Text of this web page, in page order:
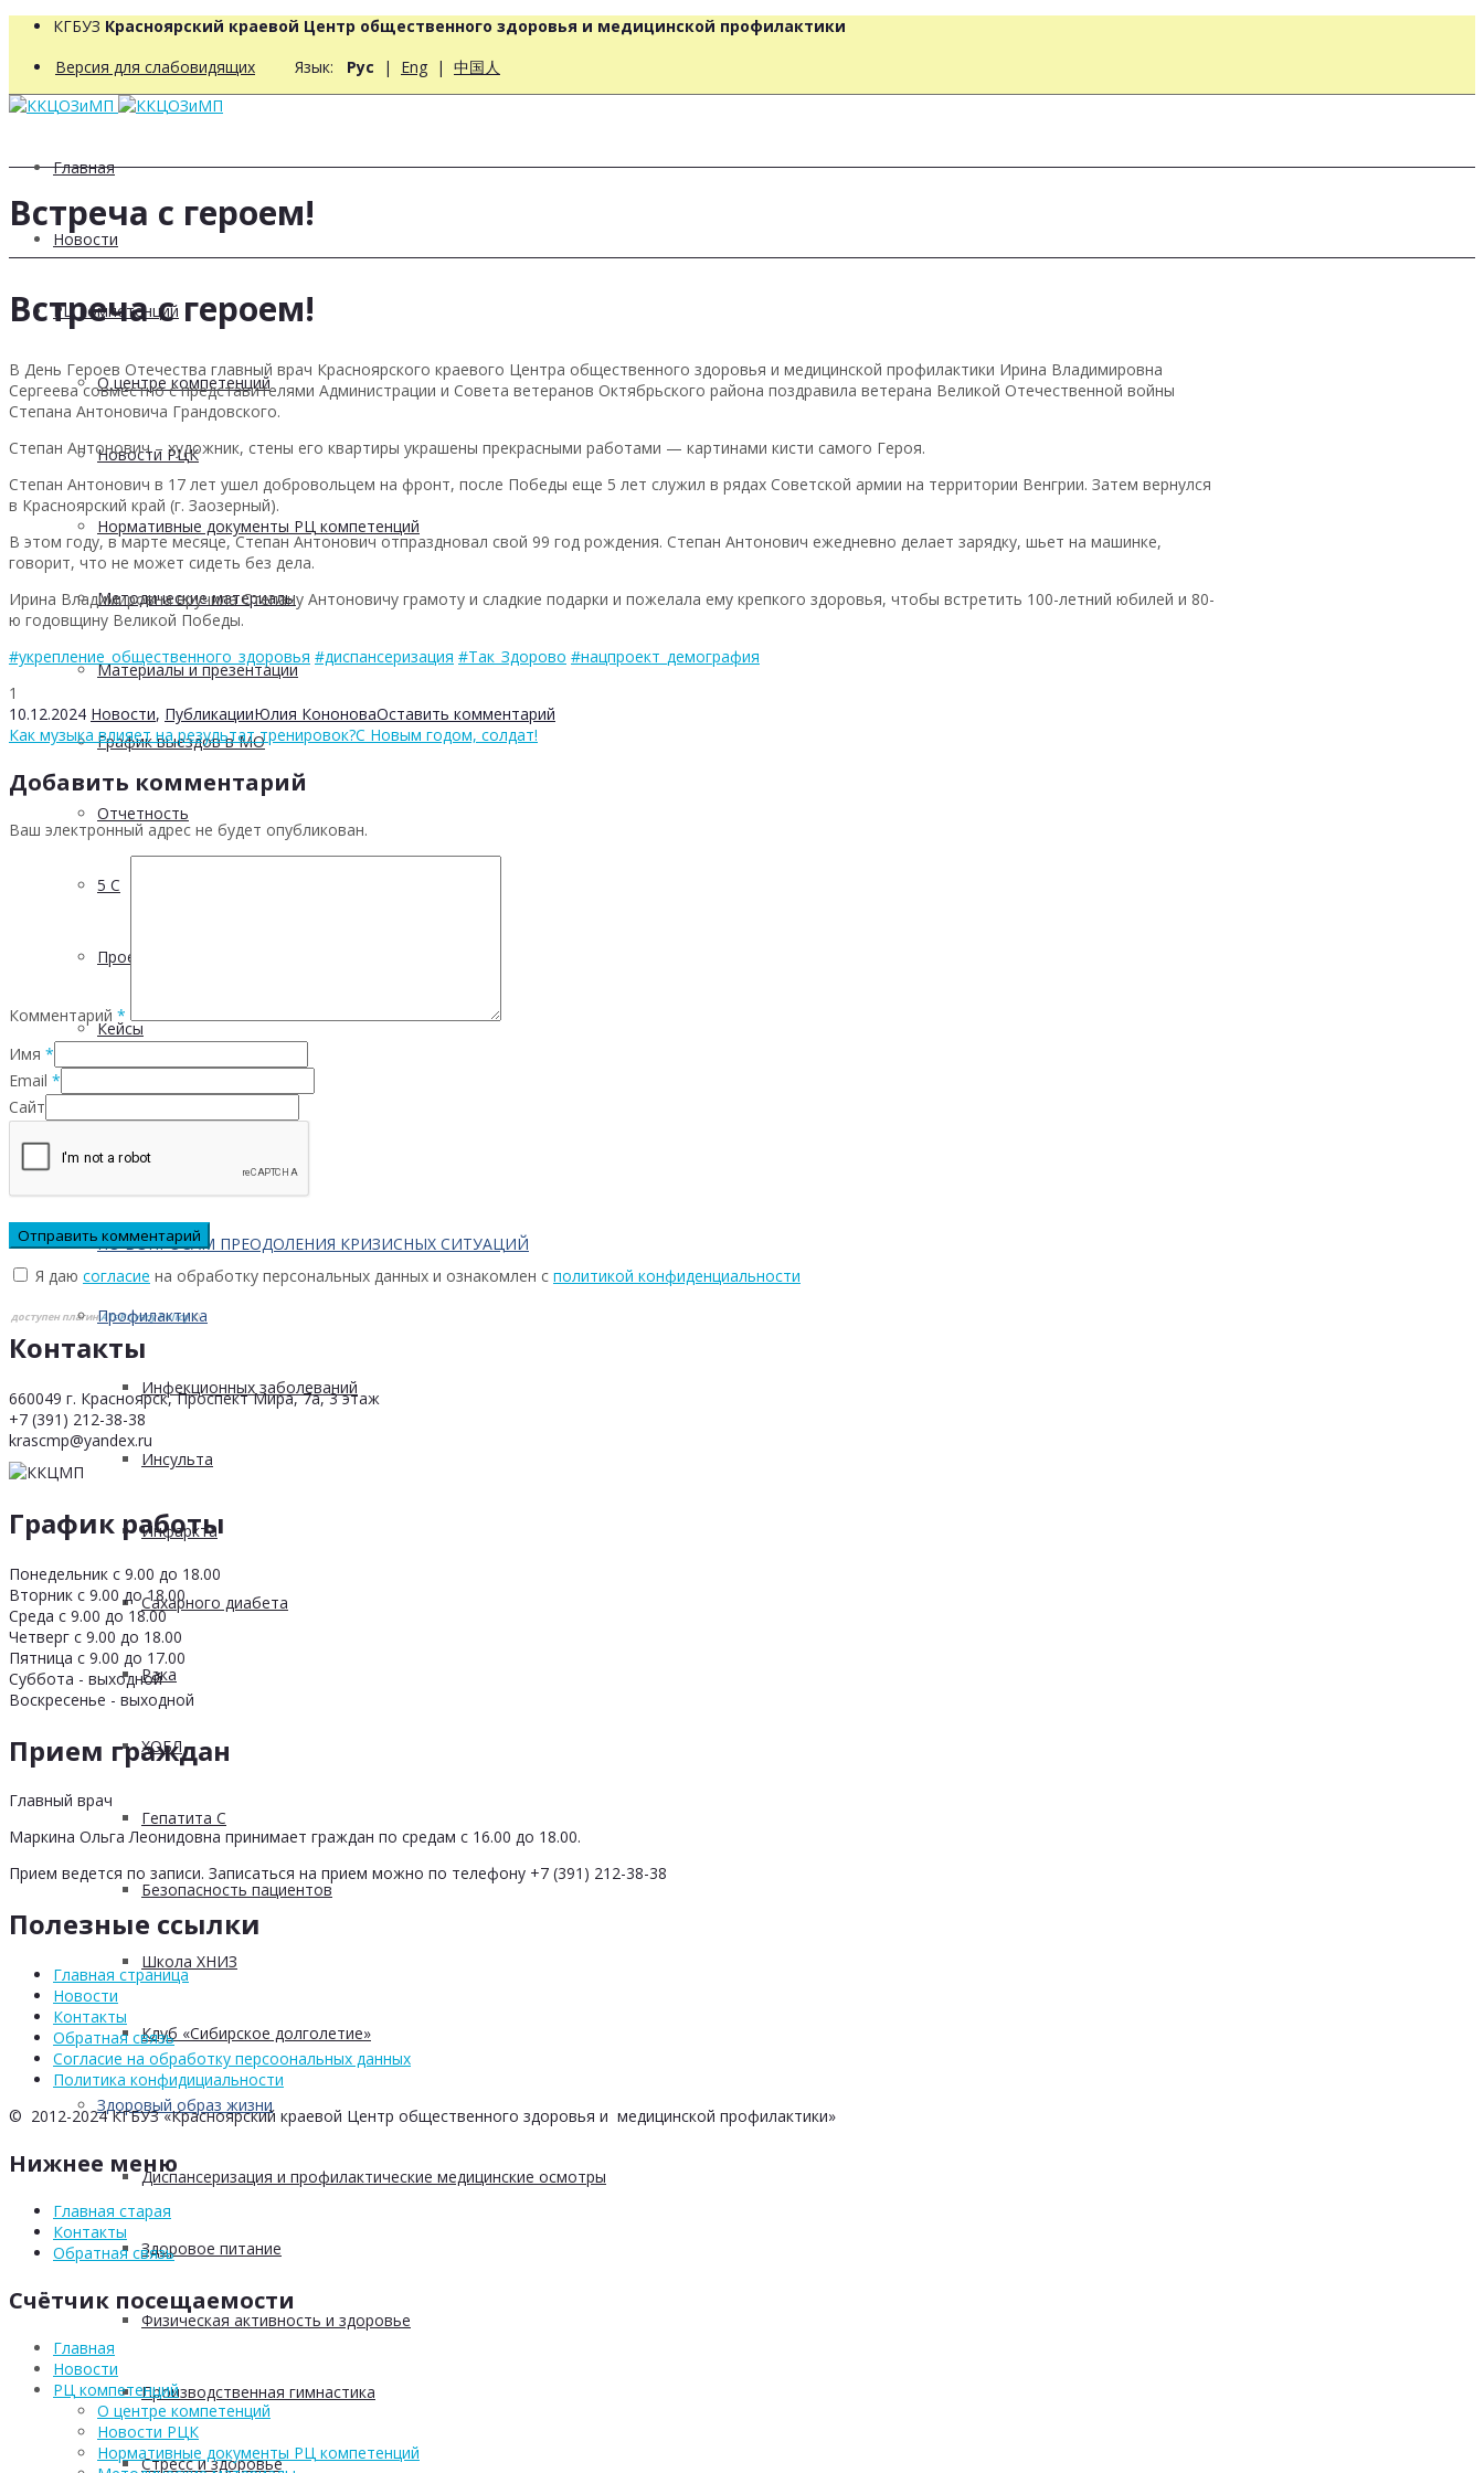
КГБУЗ Красноярский краевой Центр общественного здоровья и медицинской профилактики
Версия для слабовидящих Язык: Рус | Eng | 中国人
Главная
Новости
РЦ компетенций
О центре компетенций
Новости РЦК
Нормативные документы РЦ компетенций
Методические материалы
Материалы и презентации
График выездов в МО
Отчетность
5 С
Проектная деятельность
Кейсы
Контактная информация
ПО ВОПРОСАМ ПРЕОДОЛЕНИЯ КРИЗИСНЫХ СИТУАЦИЙ
Профилактика
Инфекционных заболеваний
Инсульта
Инфаркта
Сахарного диабета
Рака
ХОБЛ
Гепатита С
Безопасность пациентов
Школа ХНИЗ
Клуб «Сибирское долголетие»
Здоровый образ жизни
Диспансеризация и профилактические медицинские осмотры
Здоровое питание
Физическая активность и здоровье
Производственная гимнастика
Стресс и здоровье
Встреча с героем!
Встреча с героем!
В День Героев Отечества главный врач Красноярского краевого Центра общественного здоровья и медицинской профилактики Ирина Владимировна
Сергеева совместно с представителями Администрации и Совета ветеранов Октябрьского района поздравила ветерана Великой Отечественной войны
Степана Антоновича Грандовского.
Степан Антонович – художник, стены его квартиры украшены прекрасными работами — картинами кисти самого Героя.
Степан Антонович в 17 лет ушел добровольцем на фронт, после Победы еще 5 лет служил в рядах Советской армии на территории Венгрии. Затем вернулся
в Красноярский край (г. Заозерный).
В этом году, в марте месяце, Степан Антонович отпраздновал свой 99 год рождения. Степан Антонович ежедневно делает зарядку, шьет на машинке,
говорит, что не может сидеть без дела.
Ирина Владимировна вручила Степану Антоновичу грамоту и сладкие подарки и пожелала ему крепкого здоровья, чтобы встретить 100-летний юбилей и 80-
ю годовщину Великой Победы.
#укрепление_общественного_здоровья #диспансеризация #Так_Здорово #нацпроект_демография
1
10.12.2024 Новости, ПубликацииЮлия КононоваОставить комментарий
Как музыка влияет на результат тренировок?С Новым годом, солдат!
Добавить комментарий
Ваш электронный адрес не будет опубликован.
Комментарий *
Имя *
Email *
Сайт
Я даю согласие на обработку персональных данных и ознакомлен с политикой конфиденциальности
доступен плагинATs Privacy Policy©
Контакты
660049 г. Красноярск, Проспект Мира, 7а, 3 этаж
+7 (391) 212-38-38
krascmp@yandex.ru
График работы
Понедельник с 9.00 до 18.00
Вторник с 9.00 до 18.00
Среда с 9.00 до 18.00
Четверг с 9.00 до 18.00
Пятница с 9.00 до 17.00
Суббота - выходной
Воскресенье - выходной
Прием граждан
Главный врач
Маркина Ольга Леонидовна принимает граждан по средам с 16.00 до 18.00.
Прием ведется по записи. Записаться на прием можно по телефону +7 (391) 212-38-38
Полезные ссылки
Главная страница
Новости
Контакты
Обратная связь
Согласие на обработку персоональных данных
Политика конфидициальности
© 2012-2024 КГБУЗ «Красноярский краевой Центр общественного здоровья и медицинской профилактики»
Нижнее меню
Главная старая
Контакты
Обратная связь
Счётчик посещаемости
Главная
Новости
РЦ компетенций
О центре компетенций
Новости РЦК
Нормативные документы РЦ компетенций